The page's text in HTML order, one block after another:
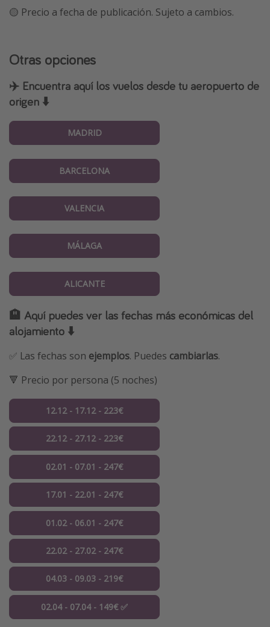
🟡 Precio a fecha de publicación. Sujeto a cambios.
Otras opciones
✈️ Encuentra aquí los vuelos desde tu aeropuerto de
origen ⬇️
MADRID
BARCELONA
VALENCIA
MÁLAGA
ALICANTE
🏨 Aquí puedes ver las fechas más económicas del
alojamiento ⬇️
✅ Las fechas son ejemplos. Puedes cambiarlas.
🔻 Precio por persona (5 noches)
12.12 - 17.12 - 223€
22.12 - 27.12 - 223€
02.01 - 07.01 - 247€
17.01 - 22.01 - 247€
01.02 - 06.01 - 247€
22.02 - 27.02 - 247€
04.03 - 09.03 - 219€
02.04 - 07.04 - 149€ ✅